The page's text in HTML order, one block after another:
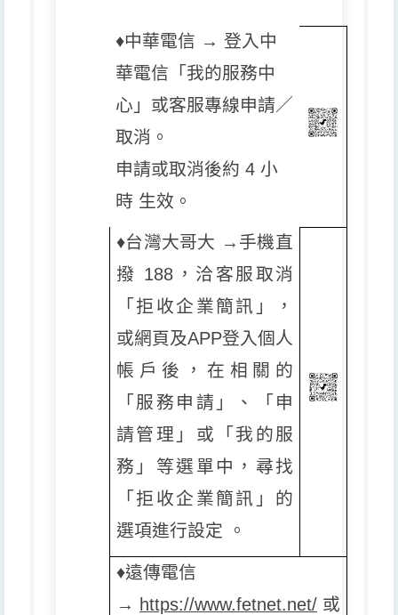
♦️中華電信 → 登入中
華電信「我的服務中
心」或客服專線申請／
取消。
申請或取消後約 4 小
時 生效。
♦️台灣大哥大 →手機直
撥 188，洽客服取消
「拒收企業簡訊」，
或網頁及APP登入個人
帳戶後，在相關的
「服務申請」、「申
請管理」或「我的服
務」等選單中，尋找
「拒收企業簡訊」的
選項進行設定 。
♦️遠傳電信
→ https://www.fetnet.net/ 或